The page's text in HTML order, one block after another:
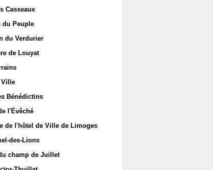
Casseaux
du Peuple
du Verdurier
de Louyat
Ville
Bénédictins
l'Évêché
de l'hôtel de Ville de Limoges
des-Lions
champ de Juillet